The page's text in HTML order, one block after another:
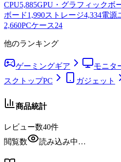
CPU5,885GPU・グラフィックボ
ボード1,990ストレージ4,334電源
2,660PCケース24
他のランキング
ゲーミングギア モニタ
スクトップPC
ガジェット
商品統計
レビュー数40件
閲覧数
読み込み中…